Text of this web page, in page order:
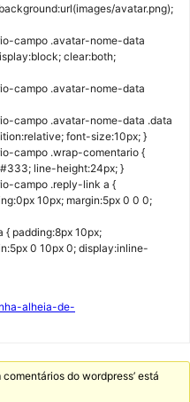
avatar.png);
campo .avatar-nome-data
clear:both;
campo .avatar-nome-data
campo .avatar-nome-data .data
font-size:10px; }
campo .wrap-comentario {
line-height:24px; }
campo .reply-link a {
10px; margin:5px 0 0 0;
padding:8px 10px;
0 10px 0; display:inline-
alheia-de-
do wordpress’ está